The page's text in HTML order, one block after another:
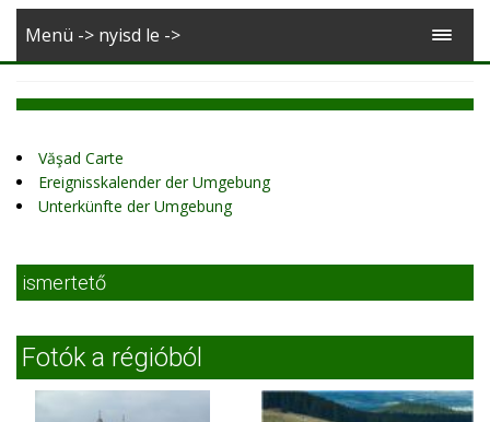
English
Menü -> nyisd le ->
Văşad Carte
Ereignisskalender der Umgebung
Unterkünfte der Umgebung
ismertető
Fotók a régióból